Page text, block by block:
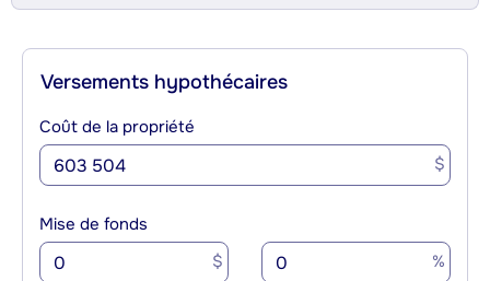
Versements hypothécaires
Coût de la propriété
$
Mise de fonds
$ %